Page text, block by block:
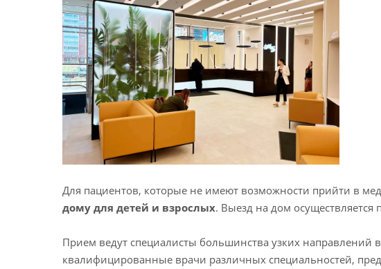
Для пациентов, которые не имеют возможности прийти в
дому для детей и взрослых. Выезд на дом осуществляется
Прием ведут специалисты большинства узких
квалифицированные врачи различных специальностей,